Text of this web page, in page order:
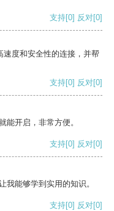
支持[0] 反对[0]
度和安全性的连接，并帮
支持[0] 反对[0]
能开启，非常方便。
支持[0] 反对[0]
我能够学到实用的知识。
支持[0] 反对[0]